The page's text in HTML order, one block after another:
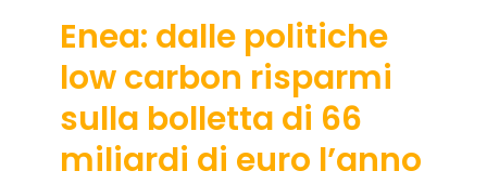
Enea: dalle politiche
low carbon risparmi
sulla bolletta di 66
miliardi di euro l’anno